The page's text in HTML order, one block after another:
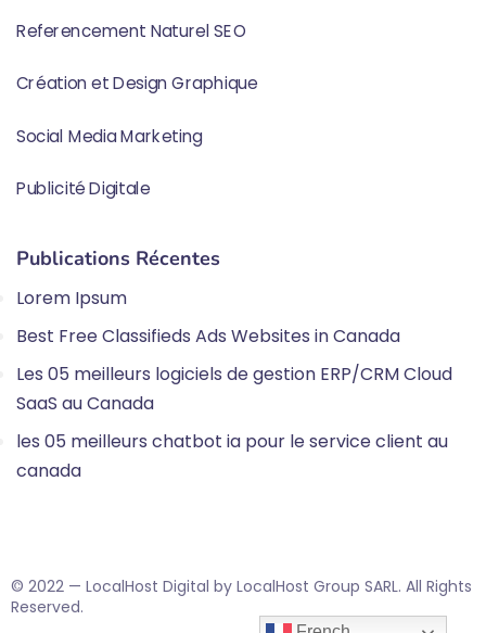
Referencement Naturel SEO
Création et Design Graphique
Social Media Marketing
Publicité Digitale
Publications Récentes
Lorem Ipsum
Best Free Classifieds Ads Websites in Canada
Les 05 meilleurs logiciels de gestion ERP/CRM Cloud
SaaS au Canada
les 05 meilleurs chatbot ia pour le service client au
canada
© 2022 — LocalHost Digital by LocalHost Group SARL. All Rights
Reserved.